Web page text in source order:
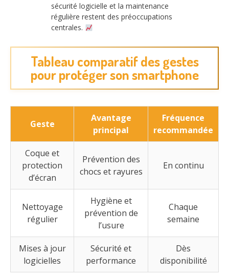
sécurité logicielle et la maintenance
régulière restent des préoccupations
centrales.
Tableau comparatif des gestes
pour protéger son smartphone
Geste
Avantage
principal
Fréquence
recommandée
Coque et
protection
d’écran
Prévention des
chocs et rayures
En continu
Nettoyage
régulier
Hygiène et
prévention de
l’usure
Chaque
semaine
Mises à jour
logicielles
Sécurité et
performance
Dès
disponibilité